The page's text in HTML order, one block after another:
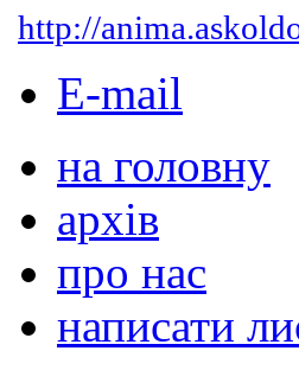
http://
E-mail
на головну
архів
про нас
написати